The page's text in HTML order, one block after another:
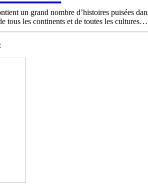
un grand nombre d’histoires puisées
tous les continents et de toutes les cultures
: